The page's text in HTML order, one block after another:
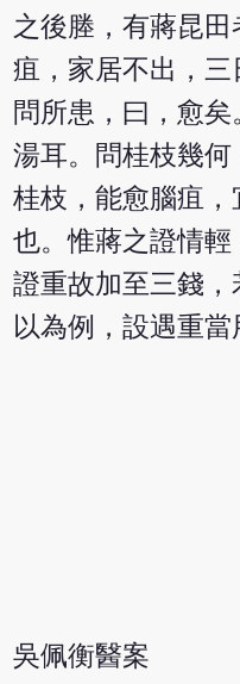
之後塍，有蔣昆
疽，家居不出，三
問所患，曰，愈
湯耳。問桂枝幾
桂枝，能愈腦疽
也。惟蔣之證情
證重故加至三錢
以為例，設遇重當
吳佩衡醫案